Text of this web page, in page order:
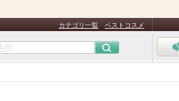
カテゴリ一覧 ベストコスメ